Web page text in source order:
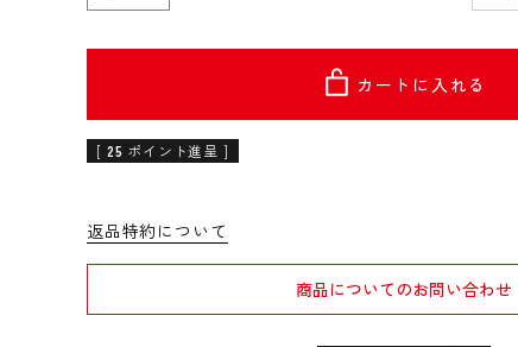
カートに入れる
[ 25 ポイント進呈 ]
返品特約について
商品についてのお問い合わせ